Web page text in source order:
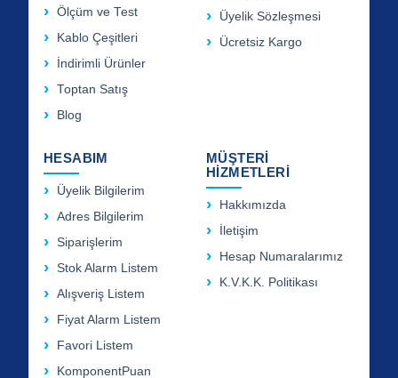
Ölçüm ve Test
Kablo Çeşitleri
İndirimli Ürünler
Toptan Satış
Blog
Üyelik Sözleşmesi
Ücretsiz Kargo
HESABIM
Üyelik Bilgilerim
Adres Bilgilerim
Siparişlerim
Stok Alarm Listem
Alışveriş Listem
Fiyat Alarm Listem
Favori Listem
KomponentPuan
MÜŞTERİ
HİZMETLERİ
Hakkımızda
İletişim
Hesap Numaralarımız
K.V.K.K. Politikası